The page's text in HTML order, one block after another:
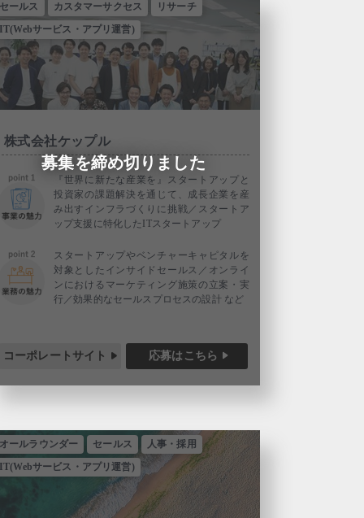
セールス カスタマーサクセス
リサーチ
IT(Webサービス・アプリ運営)
株式会社ケップル
『世界に新たな産業を』スタートアップと
投資家の課題解決を通じて、成長企業を産
み出すインフラづくりに挑戦／スタートア
ップ支援に特化したITスタートアップ
スタートアップやベンチャーキャピタルを
対象としたインサイドセールス／オンライ
ンにおけるマーケティング施策の立案・実
行／効果的なセールスプロセスの設計 など
コーポレートサイト 応募はこちら
募集を締め切りました
オールラウンダー セールス
人事・採用
IT(Webサービス・アプリ運営)